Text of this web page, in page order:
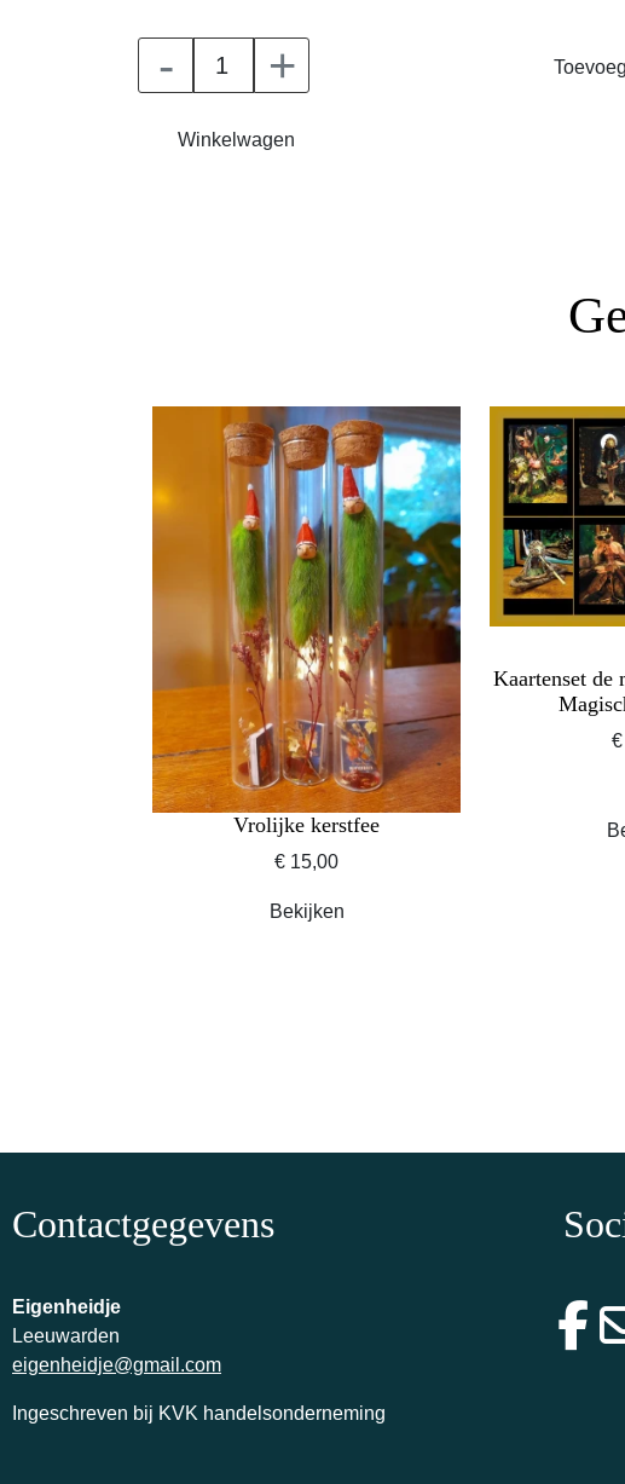
- +
Winkelwagen
Vrolijke kerstfee
€ 15,00
Bekijken
Kaartenset de
Contactgegevens
Eigenheidje
Leeuwarden
eigenheidje@gmail.com
Ingeschreven bij KVK handelsonderneming